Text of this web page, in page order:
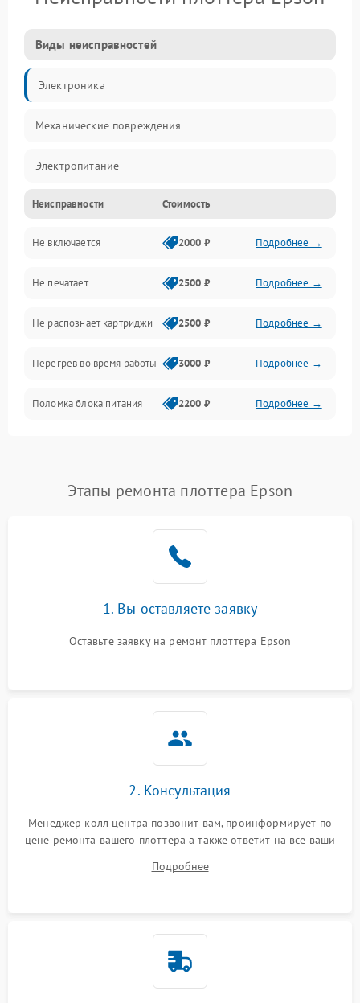
Виды неисправностей
Электроника
Механические повреждения
Электропитание
Работа системы
Механика
Оптика
Программное обеспечение
Корпус/Герметичность
Интерфейсы
Неисправности Стоимость
Не включается 2000 ₽ Подробнее →
Не печатает 2500 ₽ Подробнее →
Не распознает картриджи 2500 ₽ Подробнее →
Перегрев во время работы 3000 ₽ Подробнее →
Поломка блока питания 2200 ₽ Подробнее →
Этапы ремонта плоттера Epson
1. Вы оставляете заявку
Оставьте заявку на ремонт плоттера Epson
2. Консультация
Менеджер колл центра позвонит вам, проинформирует по
цене ремонта вашего плоттера а также ответит на все ваши
Подробнее